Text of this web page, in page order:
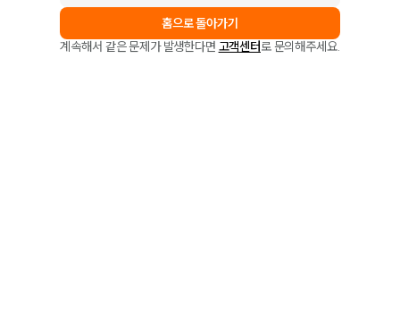
홈으로 돌아가기
계속해서 같은 문제가 발생한다면 고객센터로 문의해주세요.